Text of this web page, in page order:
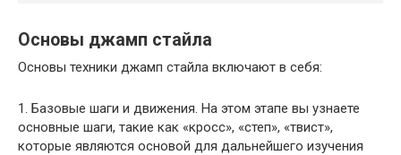
Основы джамп стайла
Основы техники джамп стайла включают в себя:
1. Базовые шаги и движения. На этом этапе вы узнаете
основные шаги, такие как «кросс», «степ», «твист»,
которые являются основой для дальнейшего изучения